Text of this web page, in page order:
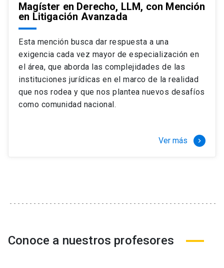
Magíster en Derecho, LLM, con Mención
en Litigación Avanzada
Esta mención busca dar respuesta a una
exigencia cada vez mayor de especialización en
el área, que aborda las complejidades de las
instituciones jurídicas en el marco de la realidad
que nos rodea y que nos plantea nuevos desafíos
como comunidad nacional.
Ver más keyboard_arrow_right
Conoce a nuestros profesores